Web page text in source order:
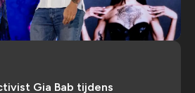
Gia Bab tijdens